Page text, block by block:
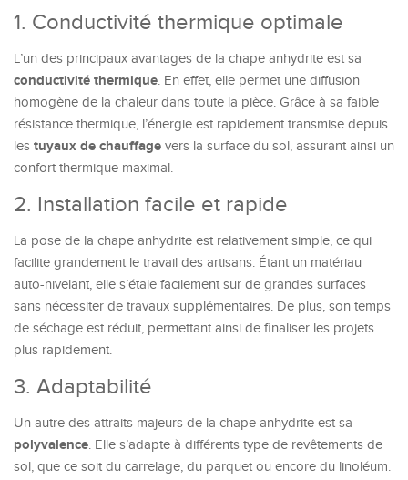
1. Conductivité thermique optimale
L’un des principaux avantages de la chape anhydrite est sa
conductivité thermique. En effet, elle permet une diffusion
homogène de la chaleur dans toute la pièce. Grâce à sa faible
résistance thermique, l’énergie est rapidement transmise depuis
les tuyaux de chauffage vers la surface du sol, assurant ainsi un
confort thermique maximal.
2. Installation facile et rapide
La pose de la chape anhydrite est relativement simple, ce qui
facilite grandement le travail des artisans. Étant un matériau
auto-nivelant, elle s’étale facilement sur de grandes surfaces
sans nécessiter de travaux supplémentaires. De plus, son temps
de séchage est réduit, permettant ainsi de finaliser les projets
plus rapidement.
3. Adaptabilité
Un autre des attraits majeurs de la chape anhydrite est sa
polyvalence. Elle s’adapte à différents type de revêtements de
sol, que ce soit du carrelage, du parquet ou encore du linoléum.